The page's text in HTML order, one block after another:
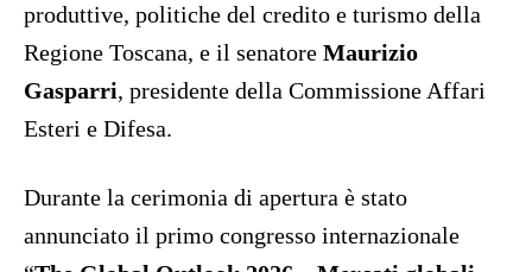
produttive, politiche del credito e turismo della
Regione Toscana, e il senatore Maurizio
Gasparri, presidente della Commissione Affari
Esteri e Difesa.
Durante la cerimonia di apertura è stato
annunciato il primo congresso internazionale